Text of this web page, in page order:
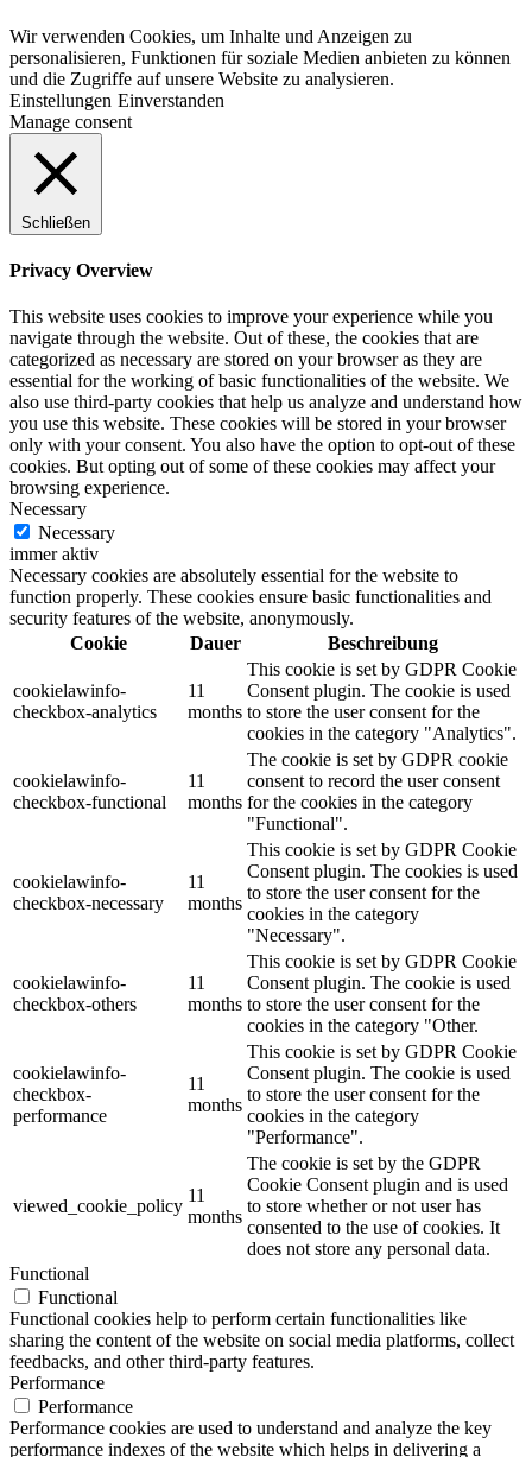
Wir verwenden Cookies, um Inhalte und Anzeigen zu
personalisieren, Funktionen für soziale Medien anbieten zu können
und die Zugriffe auf unsere Website zu analysieren.
Einstellungen Einverstanden
Manage consent
Schließen
Privacy Overview
This website uses cookies to improve your experience while you
navigate through the website. Out of these, the cookies that are
categorized as necessary are stored on your browser as they are
essential for the working of basic functionalities of the website. We
also use third-party cookies that help us analyze and understand how
you use this website. These cookies will be stored in your browser
only with your consent. You also have the option to opt-out of these
cookies. But opting out of some of these cookies may affect your
browsing experience.
Necessary
Necessary
immer aktiv
Necessary cookies are absolutely essential for the website to
function properly. These cookies ensure basic functionalities and
security features of the website, anonymously.
Cookie
Dauer Beschreibung
cookielawinfo-
checkbox-analytics
11
months
This cookie is set by GDPR Cookie
Consent plugin. The cookie is used
to store the user consent for the
cookies in the category "Analytics".
cookielawinfo-
checkbox-functional
11
months
The cookie is set by GDPR cookie
consent to record the user consent
for the cookies in the category
"Functional".
cookielawinfo-
checkbox-necessary
11
months
This cookie is set by GDPR Cookie
Consent plugin. The cookies is used
to store the user consent for the
cookies in the category
"Necessary".
cookielawinfo-
checkbox-others
11
months
This cookie is set by GDPR Cookie
Consent plugin. The cookie is used
to store the user consent for the
cookies in the category "Other.
cookielawinfo-
checkbox-
performance
11
months
This cookie is set by GDPR Cookie
Consent plugin. The cookie is used
to store the user consent for the
cookies in the category
"Performance".
viewed_cookie_policy
11
months
The cookie is set by the GDPR
Cookie Consent plugin and is used
to store whether or not user has
consented to the use of cookies. It
does not store any personal data.
Functional
Functional
Functional cookies help to perform certain functionalities like
sharing the content of the website on social media platforms, collect
feedbacks, and other third-party features.
Performance
Performance
Performance cookies are used to understand and analyze the key
performance indexes of the website which helps in delivering a